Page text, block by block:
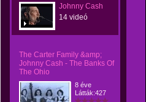
Johnny Cash
14 videó
The Carter Family &amp;
Johnny Cash - The Banks Of
The Ohio
8 éve
Látták:427